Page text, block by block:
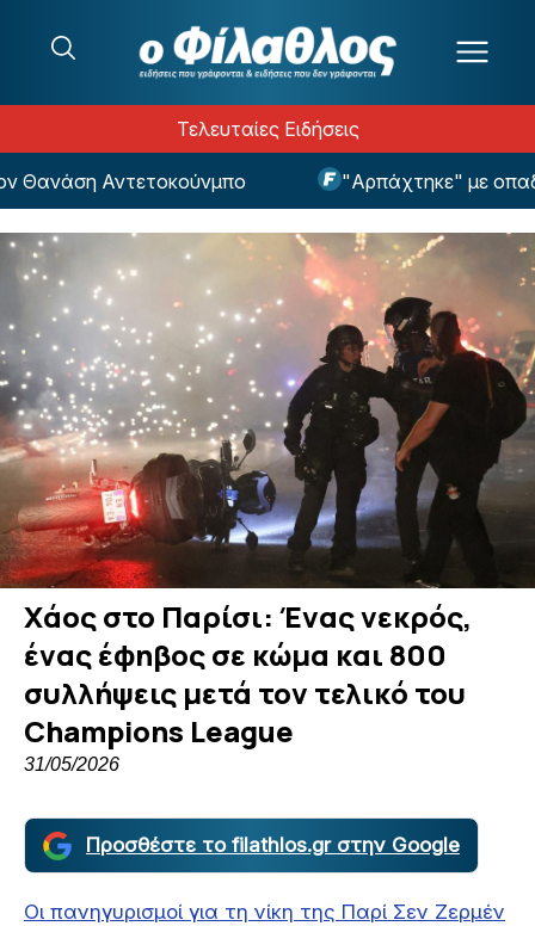
Τελευταίες Ειδήσεις
Αντετοκούνμπο "Αρπάχτηκε" με οπαδό
Χάος στο Παρίσι: Ένας νεκρός,
ένας έφηβος σε κώμα και 800
συλλήψεις μετά τον τελικό του
Champions League
31/05/2026
Προσθέστε το filathlos.gr στην Google
Οι πανηγυρισμοί για τη νίκη της Παρί Σεν Ζερμέν